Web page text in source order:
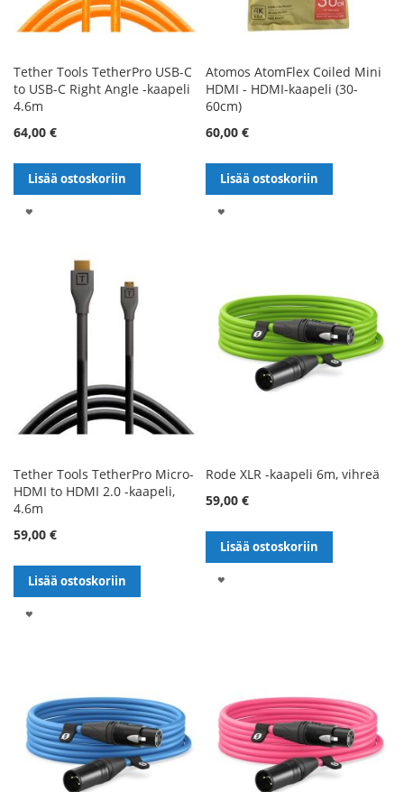
Tether Tools TetherPro USB-C
to USB-C Right Angle -kaapeli
4.6m
64,00 €
Lisää ostoskoriin
Atomos AtomFlex Coiled Mini
HDMI - HDMI-kaapeli (30-
60cm)
60,00 €
Lisää ostoskoriin
Tether Tools TetherPro Micro-
HDMI to HDMI 2.0 -kaapeli,
4.6m
59,00 €
Lisää ostoskoriin
Rode XLR -kaapeli 6m, vihreä
59,00 €
Lisää ostoskoriin